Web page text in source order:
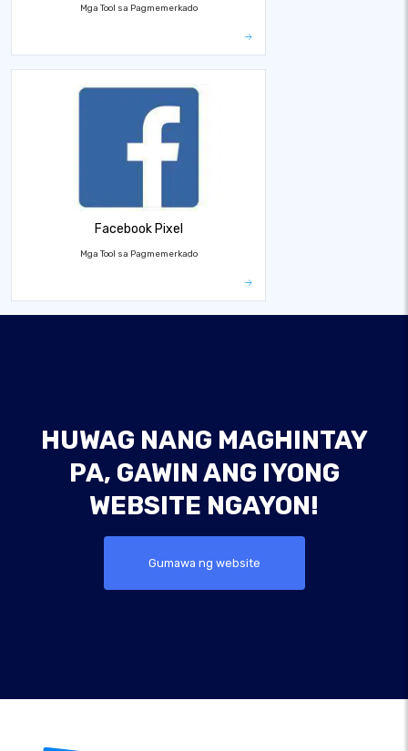
Mga Tool sa Pagmemerkado
Facebook Pixel
Mga Tool sa Pagmemerkado
HUWAG NANG MAGHINTAY
PA, GAWIN ANG IYONG
WEBSITE NGAYON!
Gumawa ng website